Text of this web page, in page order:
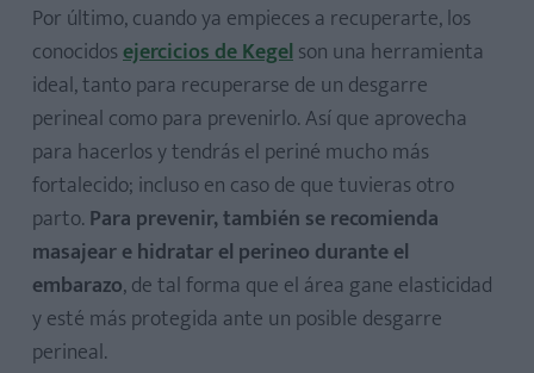
Por último, cuando ya empieces a recuperarte, los
conocidosejercicios de Kegelson una herramienta
ideal, tanto para recuperarse de un desgarre
perineal como para prevenirlo. Así que aprovecha
para hacerlos y tendrás el periné mucho más
fortalecido; incluso en caso de que tuvieras otro
parto. Para prevenir, también se recomienda
masajear e hidratar el perineo durante el
embarazo, de tal forma que el área gane elasticidad
y esté más protegida ante un posible desgarre
perineal.